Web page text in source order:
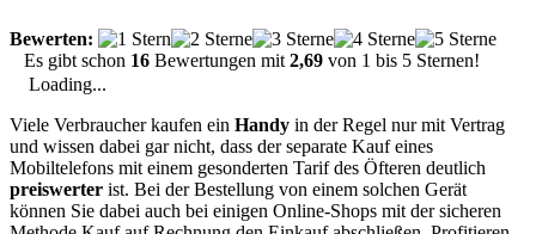
Bewerten:
Es gibt schon 16 Bewertungen mit 2,69 von 1 bis 5 Sternen!
Loading...
Viele Verbraucher kaufen ein Handy in der Regel nur mit Vertrag
und wissen dabei gar nicht, dass der separate Kauf eines
Mobiltelefons mit einem gesonderten Tarif des Öfteren deutlich
preiswerter ist. Bei der Bestellung von einem solchen Gerät
können Sie dabei auch bei einigen Online-Shops mit der sicheren